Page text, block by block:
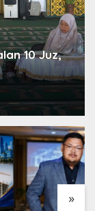
10 Juz,
»